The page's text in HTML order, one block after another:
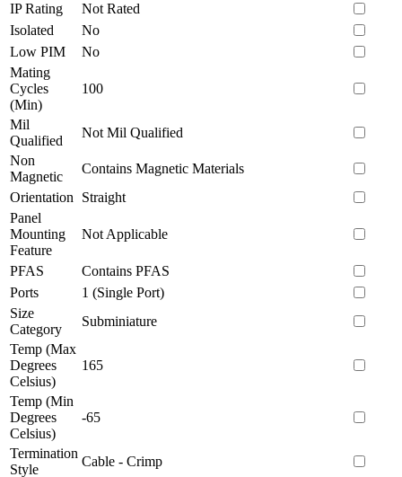
IP Rating
Not Rated
Isolated
No
Low PIM
No
Mating
Cycles
(Min)
100
Mil
Qualified
Not Mil Qualified
Non
Magnetic
Contains Magnetic Materials
Orientation
Straight
Panel
Mounting
Feature
Not Applicable
PFAS
Contains PFAS
Ports
1 (Single Port)
Size
Category
Subminiature
Temp (Max
Degrees
Celsius)
165
Temp (Min
Degrees
Celsius)
-65
Termination
Style
Cable - Crimp